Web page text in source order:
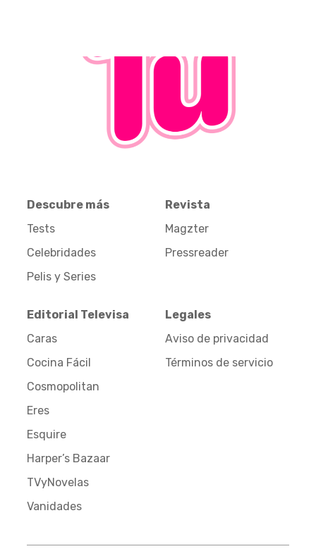
Descubre más
Tests
Celebridades
Pelis y Series
Revista
Magzter
Pressreader
Editorial Televisa
Caras
Cocina Fácil
Cosmopolitan
Eres
Esquire
Harper’s Bazaar
TVyNovelas
Vanidades
Legales
Aviso de privacidad
Términos de servicio